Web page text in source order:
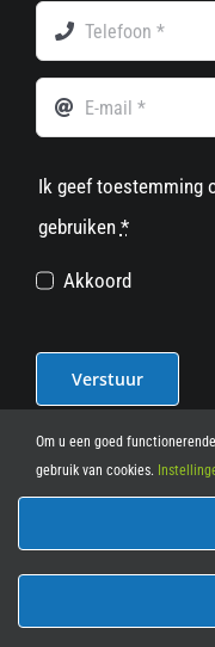
Ik geef toestemming
gebruiken *
Akkoord
Verstuur
© 2012 - 2026• Leasy
Om u een goed
gebruik van cookies.